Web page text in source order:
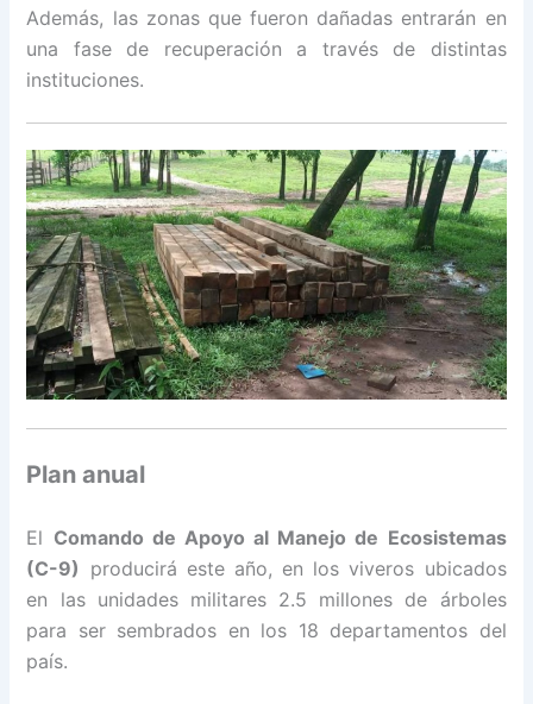
Además, las zonas que fueron dañadas entrarán en
una fase de recuperación a través de distintas
instituciones.
Plan anual
El Comando de Apoyo al Manejo de Ecosistemas
(C-9) producirá este año, en los viveros ubicados
en las unidades militares 2.5 millones de árboles
para ser sembrados en los 18 departamentos del
país.